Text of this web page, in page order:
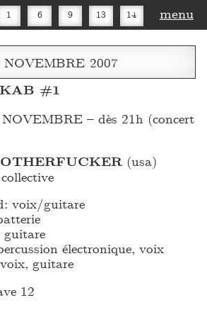
1 6 9 13 14
20 27 30
menu
NOVEMBRE 2007
KAB #1
– dès 21h (concert
(usa)
voix/guitare
guitare
électronique, voix
guitare
12